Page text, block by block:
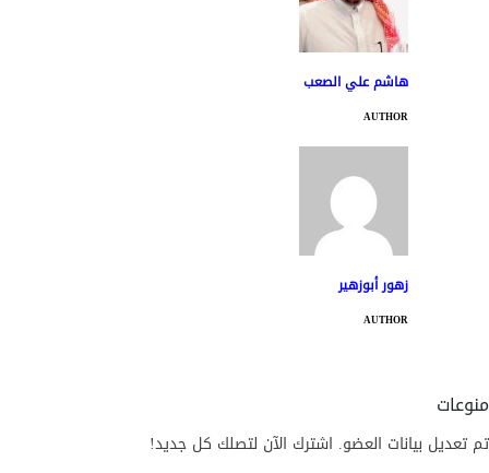
هاشم علي الصعب
AUTHOR
زهور أبوزهير
AUTHOR
منوعات
تم تعديل بيانات العضو. اشترك الآن لتصلك كل جديد!